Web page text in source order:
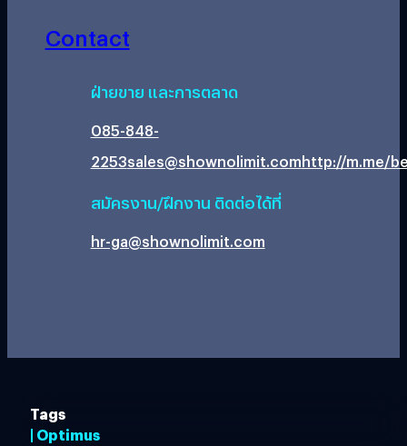
Contact
ฝ่ายขาย และการตลาด
085-848-
2253sales@shownolimit.comhttp://m.me/
สมัครงาน/ฝึกงาน ติดต่อได้ที่
hr-ga@shownolimit.com
Tags
| Optimus